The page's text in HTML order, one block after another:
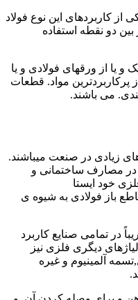
کاربردهای این نوع فولاد
دو نقطه استفاده
و یا از ورقهای فولادی و یا
مواد. قطعات
می باشند.
زیادی در صنعت میباشند.
در مصارف ساختمانی و
خود ایستا
باز فولادی به شیوه ی
در تمامی صنایع کاربرد
دیگری فلزی نیز
آلمینیوم و غیره